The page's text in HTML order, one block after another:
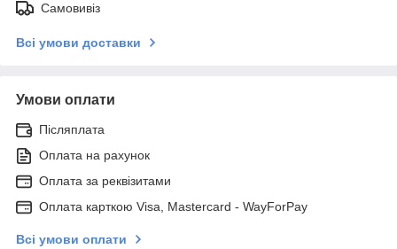
Самовивіз
Всі умови доставки
Умови оплати
Післяплата
Оплата на рахунок
Оплата за реквізитами
Оплата карткою Visa, Mastercard - WayForPay
Всі умови оплати